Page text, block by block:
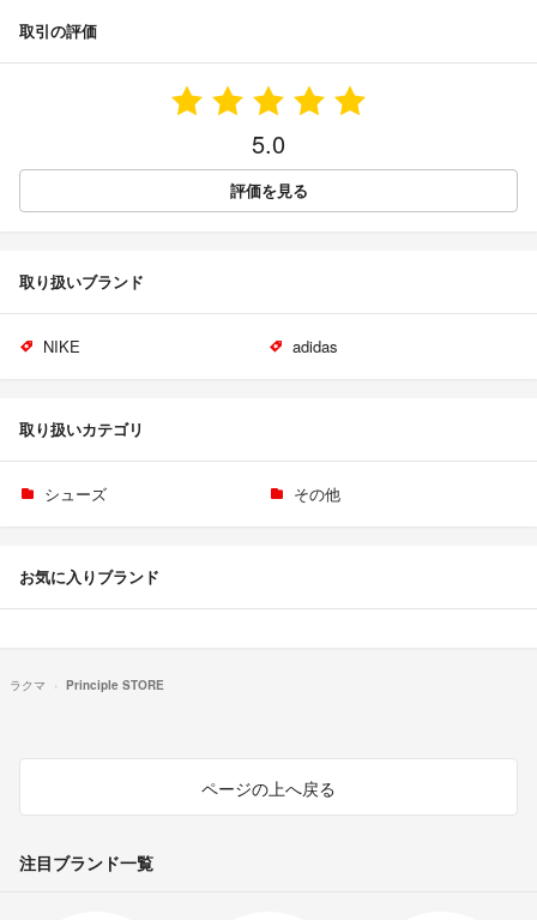
取引の評価
5.0
評価を見る
取り扱いブランド
NIKE adidas
取り扱いカテゴリ
シューズ その他
お気に入りブランド
ラクマ Principle STORE
ページの上へ戻る
注目ブランド一覧